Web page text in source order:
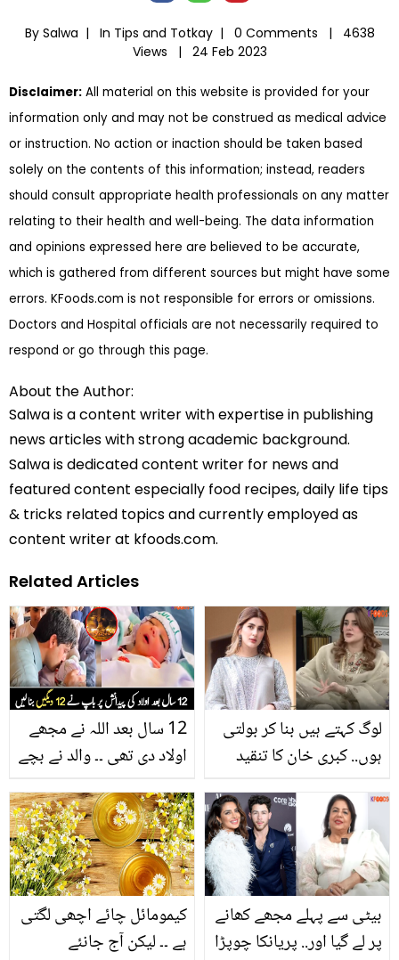
By Salwa | In Tips and Totkay| 0 Comments |
4638
Views |
24 Feb 2023
Disclaimer: All material on this website is provided for your
information only and may not be construed as medical advice
or instruction. No action or inaction should be taken based
solely on the contents of this information; instead, readers
should consult appropriate health professionals on any matter
relating to their health and well-being. The data information
and opinions expressed here are believed to be accurate,
which is gathered from different sources but might have some
errors. KFoods.com is not responsible for errors or omissions.
Doctors and Hospital officials are not necessarily required to
respond or go through this page.
About the Author:
Salwa is a content writer with expertise in publishing
news articles with strong academic background.
Salwa is dedicated content writer for news and
featured content especially food recipes, daily life tips
& tricks related topics and currently employed as
content writer at kfoods.com.
Related Articles
12 سال بعد اللہ نے مجھے
اولاد دی تھی ۔۔ والد نے بچے
بنا لیں
لوگ کہتے ہیں بنا کر بولتی
ہوں.. کبری خان کا تنقید
کیمومائل چائے اچھی لگتی
ہے ۔۔ لیکن آج جانئے
بیٹی سے پہلے مجھے کھانے
پر لے گیا اور.. پریانکا چوپڑا